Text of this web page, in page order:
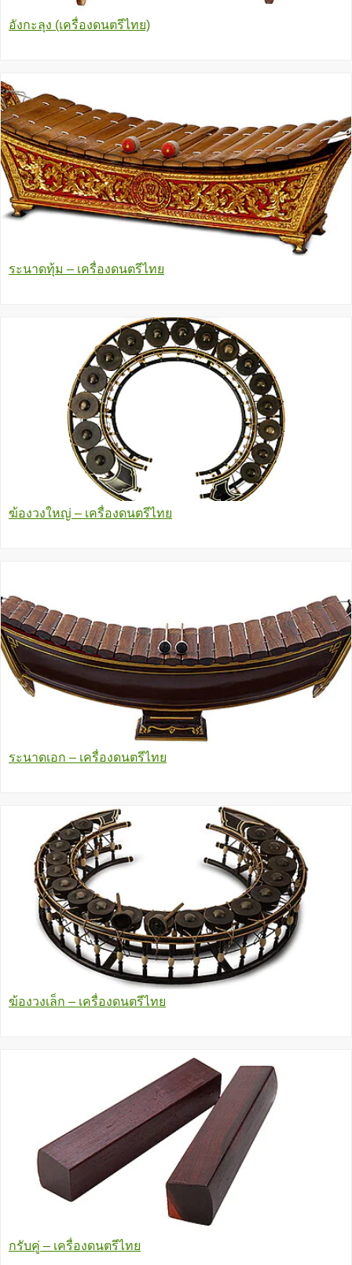
อังกะลุง (เครื่องดนตรีไทย)
ระนาดทุ้ม – เครื่องดนตรีไทย
ฆ้องวงใหญ่ – เครื่องดนตรีไทย
ระนาดเอก – เครื่องดนตรีไทย
ฆ้องวงเล็ก – เครื่องดนตรีไทย
กรับคู่ – เครื่องดนตรีไทย